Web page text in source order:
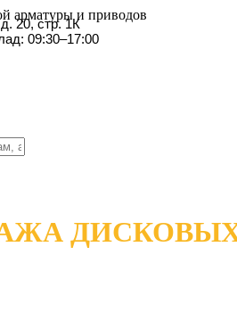
арматуры и приводов
20, стр. 1К
09:30–17:00